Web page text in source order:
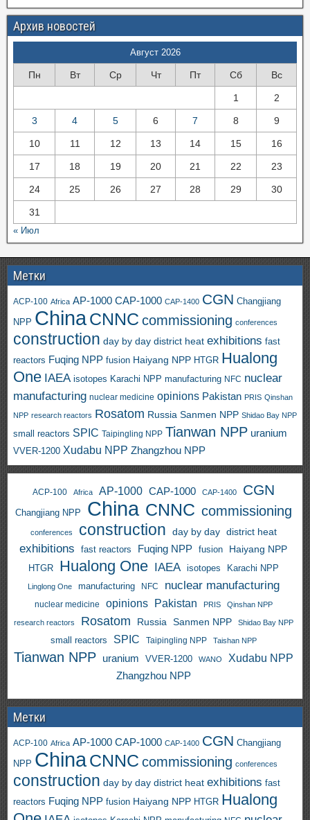
Архив новостей
Август 2026
Пн Вт Ср Чт Пт Сб Вс
1 2
3 4 5 6 7 8 9
10 11 12 13 14 15 16
17 18 19 20 21 22 23
24 25 26 27 28 29 30
31
« Июл
Метки
ACP-100 Africa AP-1000 CAP-1000 CAP-1400 CGN Changjiang
NPP ChinaCNNC commissioning conferences
construction day by day district heat exhibitions fast
reactors Fuqing NPP fusion Haiyang NPP HTGR Hualong
One IAEA isotopes Karachi NPP manufacturing NFC nuclear
manufacturing nuclear medicine opinions Pakistan PRIS Qinshan
NPP research reactors Rosatom Russia Sanmen NPP Shidao Bay NPP
small reactors SPIC Taipingling NPP Tianwan NPP uranium
VVER-1200 Xudabu NPP Zhangzhou NPP
ACP-100 Africa AP-1000 CAP-1000 CAP-1400 CGN
Changjiang NPP China CNNC commissioning
conferences construction day by day district heat
exhibitions fast reactors Fuqing NPP fusion Haiyang NPP
HTGR Hualong One IAEA isotopes Karachi NPP
Linglong One manufacturing NFC nuclear manufacturing
nuclear medicine opinions Pakistan PRIS Qinshan NPP
research reactors Rosatom Russia Sanmen NPP Shidao Bay NPP
small reactors SPIC Taipingling NPP Taishan NPP
Tianwan NPP uranium VVER-1200 WANO
Xudabu NPP
Zhangzhou NPP
Метки
ACP-100 Africa AP-1000 CAP-1000 CAP-1400 CGN Changjiang
NPP ChinaCNNC commissioning conferences
construction day by day district heat exhibitions fast
reactors Fuqing NPP fusion Haiyang NPP HTGR Hualong